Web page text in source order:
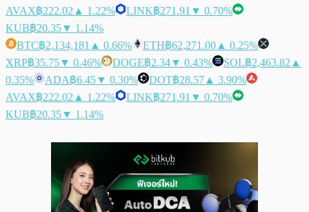
AVAX฿222.02 ▲ 1.22% LINK฿271.91 ▼ 0.70%
KUB฿20.35▼ 1.14%
BTC฿2,134,181 ▲ 0.66% ETH฿62,271.00 ▲ 0.25%
XRP฿35.75▼ 0.46% DOGE฿2.34▼ 0.43% SOL฿2,463.82 ▲
0.35%
ADA฿6.45▼ 0.30% DOT฿28.57 ▲ 3.90%
AVAX฿222.02 ▲ 1.22% LINK฿271.91 ▼ 0.70%
KUB฿20.35▼ 1.14%